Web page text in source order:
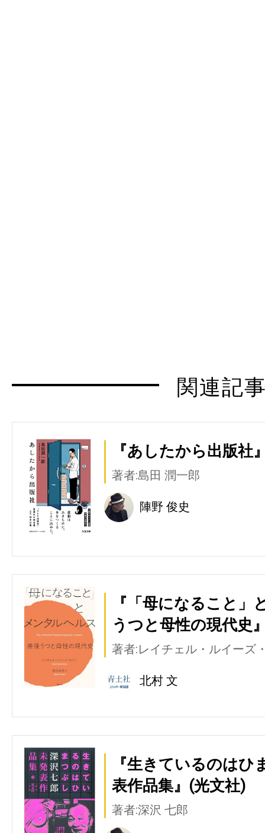
関連記
『あしたから出版社
著者:島田 潤一郎
陣野 俊史
『「母になること」
うつと母性の現代史
著者:レイチェル・ルイーズ
北村 文
『生きているのはひ
表作品集』(光文社)
著者:深沢 七郎